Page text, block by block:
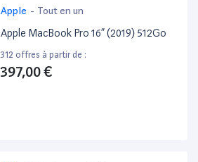
Apple - Tout en un
Apple MacBook Pro 16” (2019) 512Go
312 offres à partir de :
397,00 €